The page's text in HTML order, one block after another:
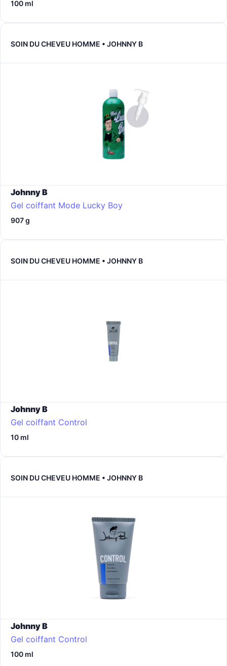
100 ml
SOIN DU CHEVEU HOMME • JOHNNY B
Johnny B
Gel coiffant Mode Lucky Boy
907 g
SOIN DU CHEVEU HOMME • JOHNNY B
Johnny B
Gel coiffant Control
10 ml
SOIN DU CHEVEU HOMME • JOHNNY B
Johnny B
Gel coiffant Control
100 ml